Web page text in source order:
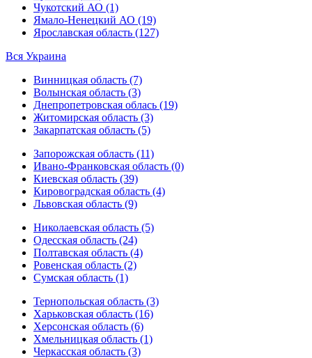
Чукотский АО (1)
Ямало-Ненецкий АО (19)
Ярославская область (127)
Вся Украина
Винницкая область (7)
Волынская область (3)
Днепропетровская облась (19)
Житомирская область (3)
Закарпатская область (5)
Запорожская область (11)
Ивано-Франковская область (0)
Киевская область (39)
Кировоградская область (4)
Львовская область (9)
Николаевская область (5)
Одесская область (24)
Полтавская область (4)
Ровенская область (2)
Сумская область (1)
Тернопольская область (3)
Харьковская область (16)
Херсонская область (6)
Хмельницкая область (1)
Черкасская область (3)